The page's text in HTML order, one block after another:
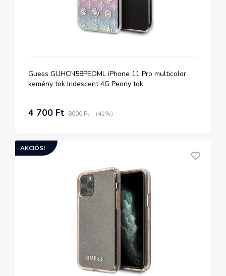
Guess GUHCN58PEOML iPhone 11 Pro multicolor
kemény tok Iridescent 4G Peony tok
4 700 Ft 8000 Ft (41%)
AKCIÓS!